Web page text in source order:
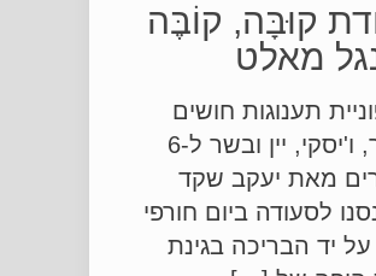
קוּבָּה, קוֹבֶּה
מאלט
תענוגות חושים
לסיגר, ו'יסקי, יין ובשר ל-6
מאת יעקב שקד
לסעודה ביום חורפי
יד הבריכה בגינת